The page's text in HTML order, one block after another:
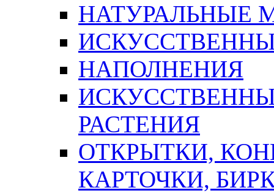
НАТУРАЛЬНЫЕ
НАПОЛНЕНИЯ
РАСТЕНИЯ
ОТКРЫТКИ,
КАРТОЧКИ,